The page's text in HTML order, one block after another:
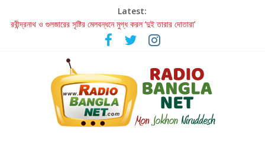
Latest:
রবীন্দ্রনাথ ও গুলজারের সৃষ্টির মেলবন্ধনে মুগ্ধ করল ‘দুই তারার দোতারা’
কলের গান থেকে রীলস্ — বাঙালির গান শোনার বিবর্তনের গল্প
জগন্নাথমঙ্গলম্ — বাংলায় প্রথমবার মঞ্চে এবার রথযাত্রার উদযাপন
Retribution: A Thought-Provoking Short Film That Challenges
Our Understanding of Justice
হাওয়া বদলের টলিউডে ‘তুমি এলে তাই’